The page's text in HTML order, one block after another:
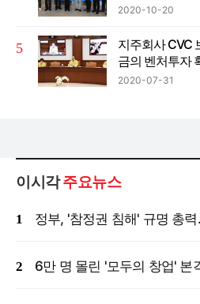
2020-10-20
지주회사 CVC
금의 벤처투자
2020-07-31
이시각주요뉴스